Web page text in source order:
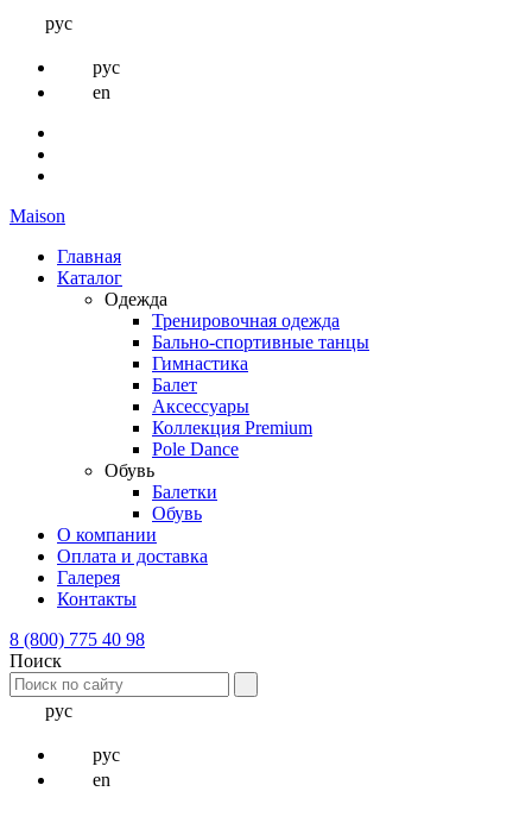
рус
рус
en
Maison
Главная
Каталог
Одежда
Тренировочная одежда
Бально-спортивные танцы
Гимнастика
Балет
Аксессуары
Коллекция Premium
Pole Dance
Обувь
Балетки
Обувь
О компании
Оплата и доставка
Галерея
Контакты
8 (800) 775 40 98
Поиск
рус
рус
en